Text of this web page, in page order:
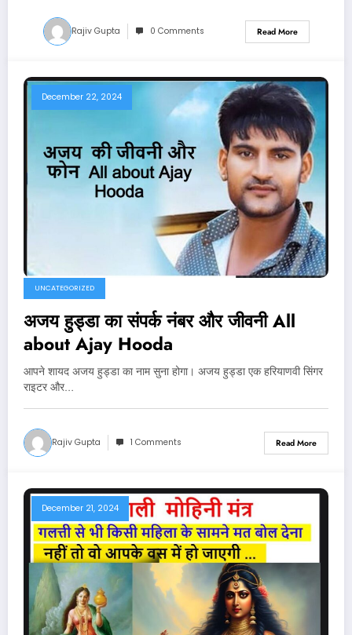
Rajiv Gupta 0 Comments Read More
December 22, 2024
UNCATEGORIZED
अजय हुड्डा का संपर्क नंबर और जीवनी All
about Ajay Hooda
आपने शायद अजय हुड्डा का नाम सुना होगा। अजय हुड्डा एक हरियाणवी सिंगर
राइटर और…
Rajiv Gupta 1 Comments Read More
December 21, 2024